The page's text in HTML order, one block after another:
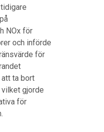
NOx för
och införde
för
ta bort
gjorde
för